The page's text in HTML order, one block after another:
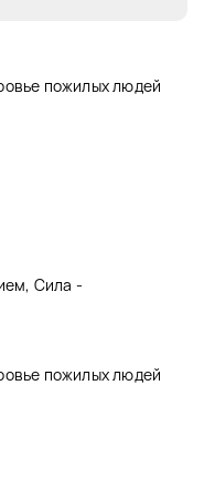
пожилых людей
Сила -
пожилых людей